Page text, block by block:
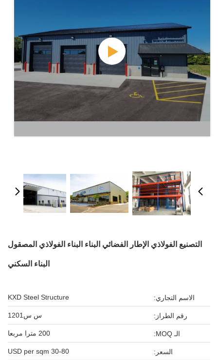
التصنيع الفولاذي الإطار الفضائي البناء البناء الفولاذي المصقول
البناء السكني
الاسم التجاري: KXD Steel Structure
رقم الطراز: س س1201
الـ MOQ: 200 مترا مربعا
السعر: 30-80 USD per sqm